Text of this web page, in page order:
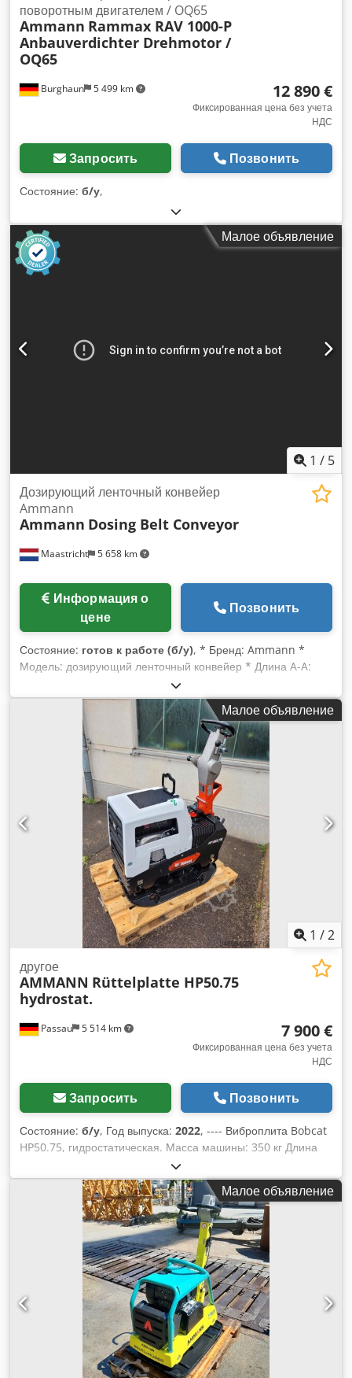
Burghaun 5 499 km
поворотным двигателем / OQ65
Ammann Rammax RAV 1000-P
Anbauverdichter Drehmotor /
OQ65
12 890 €
Фиксированная цена без учета
НДС
Запросить Позвонить
Состояние: б/у,
Малое объявление
1 / 5
Maastricht 5 658 km
Дозирующий ленточный конвейер
Ammann
Ammann Dosing Belt Conveyor
цене
Позвонить
Состояние: готов к работе (б/у), * Бренд: Ammann *
Модель: дозирующий ленточный конвейер * Длина A-A:
1700 мм * Ширина ленты: 650 мм * Привод: мотор-
редуктор 1,5 кВт Cedpjywm I Nefx Afhorf * В наличии: 6
Малое объявление
1 /2
Passau 5 514 km
другое
AMMANN Rüttelplatte HP50.75
hydrostat.
7 900 €
Фиксированная цена без учета
НДС
Запросить Позвонить
Состояние: б/у, Год выпуска: 2022, ---- Виброплита Bobcat
HP50.75, гидростатическая. Масса машины: 350 кг Длина
основания плиты: 450 мм Длина машины: 900 мм Csdpfjzkz
Tkjx Afherf Длина машины с рукояткой: 1600 мм Высота
машины: 820 мм Высота рукоятки (в рабочем положении):
1000 мм Высота рукоятки (в транспортном положении):
1500 мм Ширина машины: 450/600/750 мм Двигатель: Hatz
Supra 1D50S Топливо: дизельное Мощность двигателя при
об/мин: 7 кВт при 3200 об/мин Максимальная частота
вибрации: 70 Гц Максимальная центробежная сила: 50 кН
Преодолеваемый уклон: 36 % Амплитуда: 1,7 мм
Малое объявление